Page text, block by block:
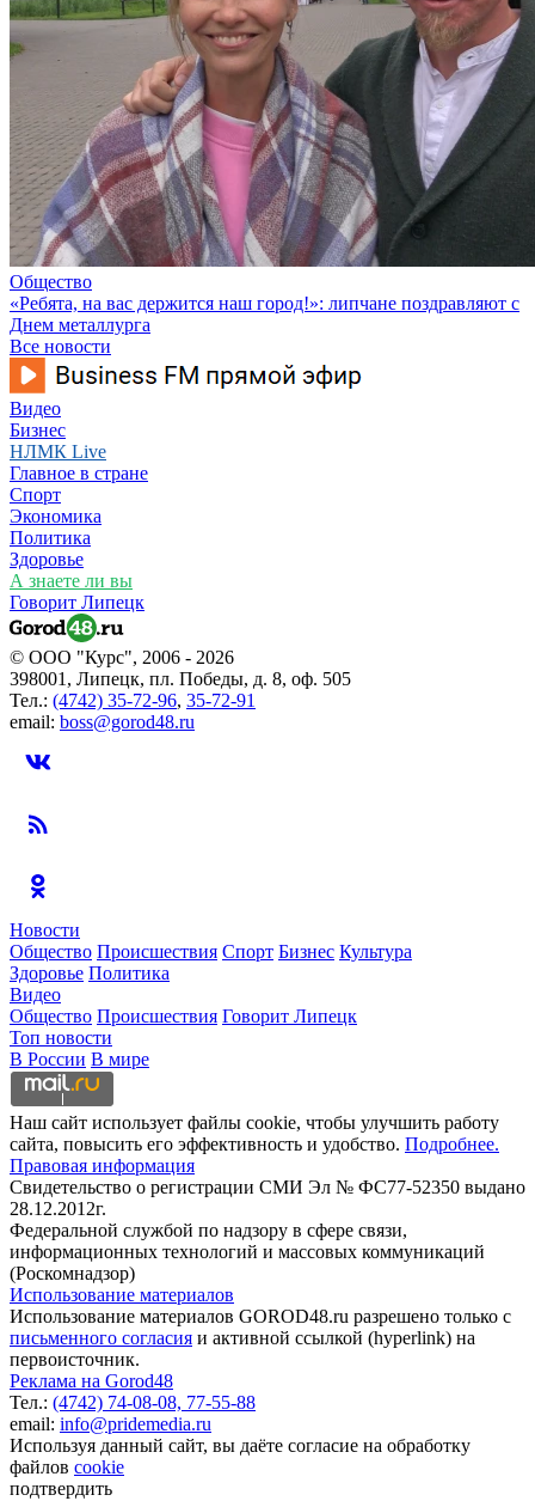
Общество
«Ребята, на вас держится наш город!»: липчане поздравляют с
Днем металлурга
Все новости
Видео
Бизнес
НЛМК Live
Главное в стране
Спорт
Экономика
Политика
Здоровье
А знаете ли вы
Говорит Липецк
© ООО "Курс", 2006 - 2026
398001, Липецк, пл. Победы, д. 8, оф. 505
Тел.: (4742) 35-72-96, 35-72-91
email: boss@gorod48.ru
Новости
Общество Происшествия Спорт Бизнес Культура
Здоровье Политика
Видео
Общество Происшествия Говорит Липецк
Топ новости
В России В мире
Наш сайт использует файлы cookie, чтобы улучшить работу
сайта, повысить его эффективность и удобство. Подробнее.
Правовая информация
Свидетельство о регистрации СМИ Эл № ФС77-52350 выдано
28.12.2012г.
Федеральной службой по надзору в сфере связи,
информационных технологий и массовых коммуникаций
(Роскомнадзор)
Использование материалов
Использование материалов GOROD48.ru разрешено только с
письменного согласия и активной ссылкой (hyperlink) на
первоисточник.
Реклама на Gorod48
Тел.: (4742) 74-08-08, 77-55-88
email: info@pridemedia.ru
Используя данный сайт, вы даёте согласие на обработку
файлов cookie
подтвердить